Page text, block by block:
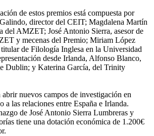
de estos premios está compuesta por
director del CEIT; Magdalena Martín
del AMZET; José Antonio Sierra, asesor de
y mecenas del Premio; Miriam López
de Filología Inglesa en la Universidad
desde Irlanda, Alfonso Blanco,
Dublin; y Katerina García, del Trinity
abrir nuevos campos de investigación en
a las relaciones entre España e Irlanda.
de José Antonio Sierra Lumbreras y
tiene una dotación económica de 1.200€